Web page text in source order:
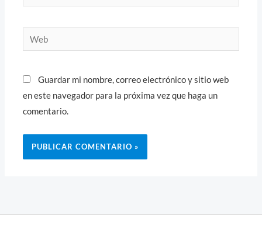
electrónico*
Web
Guardar mi nombre, correo electrónico y sitio web
en este navegador para la próxima vez que haga un
comentario.